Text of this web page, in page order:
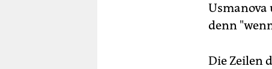
denn
Die Zeilen